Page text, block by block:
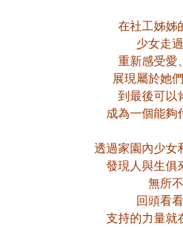
在社工姊姊
少女走
重新感受愛
展現屬於她
到最後可以
成為一個能夠
透過家園內少女
發現人與生俱
無所
回頭看
支持的力量就